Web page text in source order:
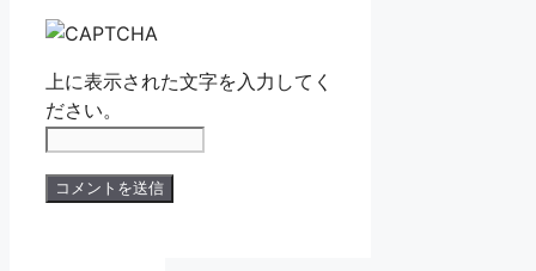
上に表示された文字を入力してく
ださい。